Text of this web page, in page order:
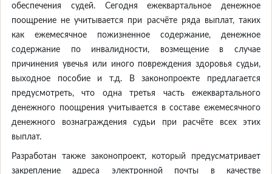
обеспечения судей. Сегодня ежеквартальное денежное
поощрение не учитывается при расчёте ряда выплат, таких
как ежемесячное пожизненное содержание, денежное
содержание по инвалидности, возмещение в случае
причинения увечья или иного повреждения здоровья судьи,
выходное пособие и т.д. В законопроекте предлагается
предусмотреть, что одна третья часть ежеквартального
денежного поощрения учитывается в составе ежемесячного
денежного вознаграждения судьи при расчёте всех этих
выплат.
Разработан также законопроект, который предусматривает
закрепление адреса электронной почты в качестве